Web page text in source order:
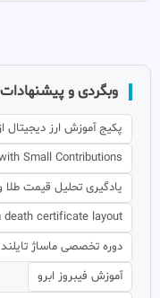
وبگردی و پیشنهادات
پکیج آموزش ارز دیجیتال
Small Contributions
یادگیری تحلیل قیمت
death certificate layout
دوره تخصصی ماساژ تایلند
آموزش فیبروز ابرو